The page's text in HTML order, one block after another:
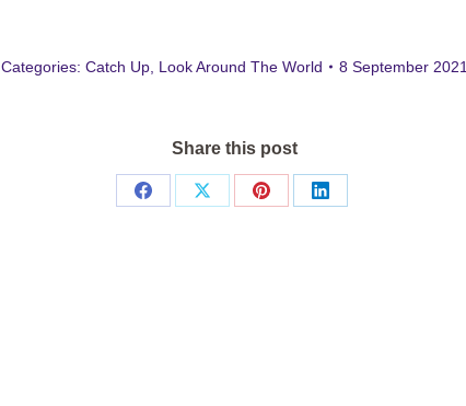
Categories: Catch Up, Look Around The World 8 September 2021
Share this post
Share
Share
Share
Share